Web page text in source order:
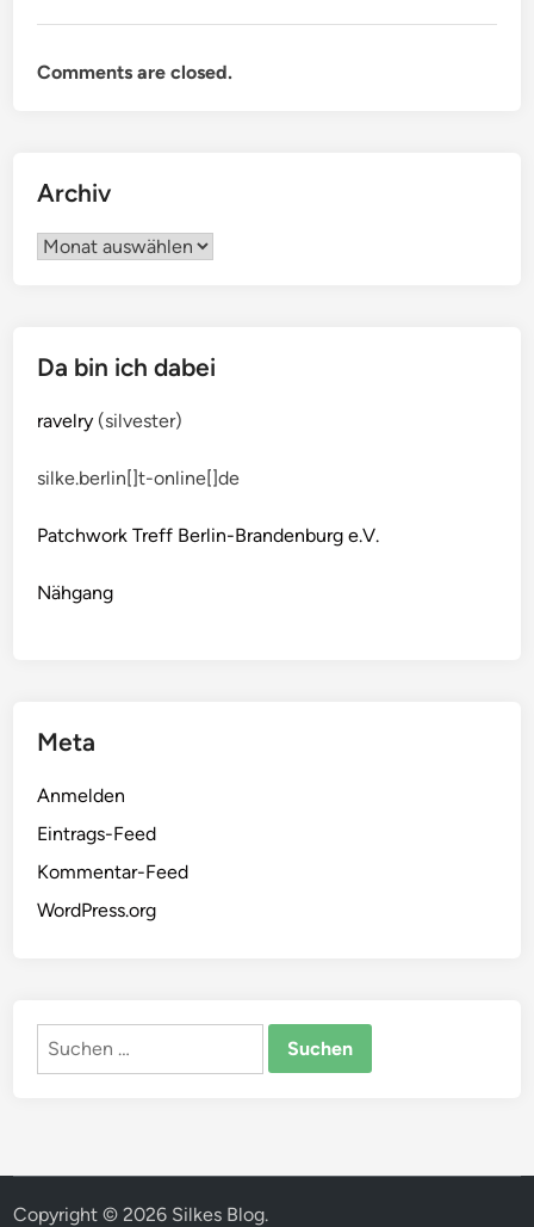
Comments are closed.
Archiv
Archiv
Da bin ich dabei
ravelry (silvester)
silke.berlin[]t-online[]de
Patchwork Treff Berlin-Brandenburg e.V.
Nähgang
Meta
Anmelden
Eintrags-Feed
Kommentar-Feed
WordPress.org
Suchen
Copyright © 2026 Silkes Blog.